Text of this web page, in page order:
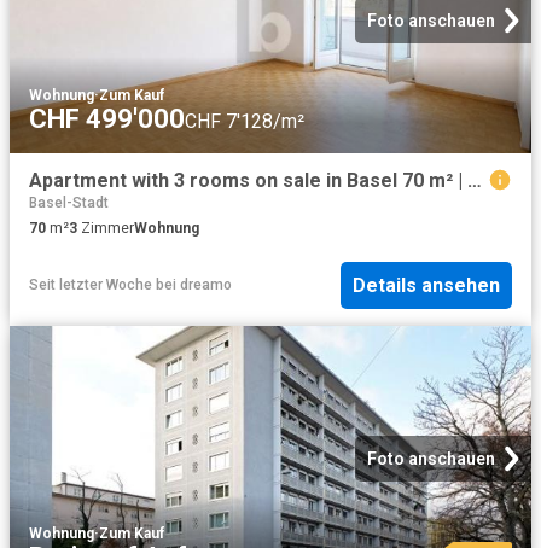
Foto anschauen
Wohnung·Zum Kauf
CHF 499'000CHF 7'128/m²
Apartment with 3 rooms on sale in Basel 70 m² | dreamo. Ch
Basel-Stadt
70 m²3 ZimmerWohnung
Seit letzter Woche bei dreamo Details ansehen
Foto anschauen
Wohnung·Zum Kauf